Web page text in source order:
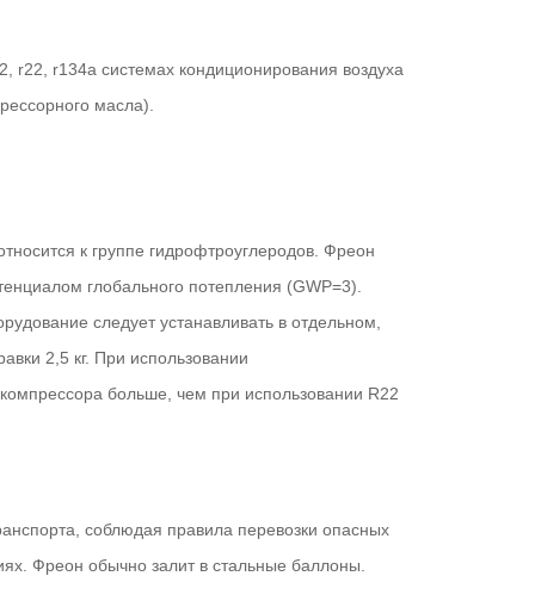
r134a системах кондиционирования воздуха
масла).
к группе гидрофтроуглеродов. Фреон
глобального потепления (GWP=3).
следует устанавливать в отдельном,
2,5 кг. При использовании
больше, чем при использовании R22
соблюдая правила перевозки опасных
Фреон обычно залит в стальные баллоны.